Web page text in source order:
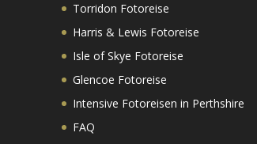
Torridon Fotoreise
Harris & Lewis Fotoreise
Isle of Skye Fotoreise
Glencoe Fotoreise
Intensive Fotoreisen in Perthshire
FAQ